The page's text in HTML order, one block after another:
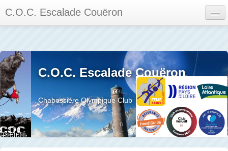
C.O.C. Escalade Couëron
Calendrier des événements et des compétitions
Les membres
Les séances
Privée
La salle et le mur
C.O.C. Escalade Couëron
Chabossière Olympique Club